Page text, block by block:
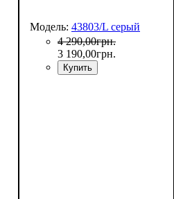
Модель: 43803/L серый
4 290,00грн.
3 190,00грн.
Купить